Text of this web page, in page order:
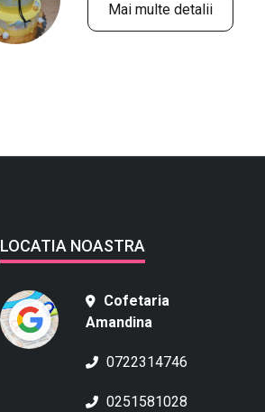
Mai multe detalii
LOCATIA NOASTRA
Cofetaria
Amandina
0722314746
0251581028